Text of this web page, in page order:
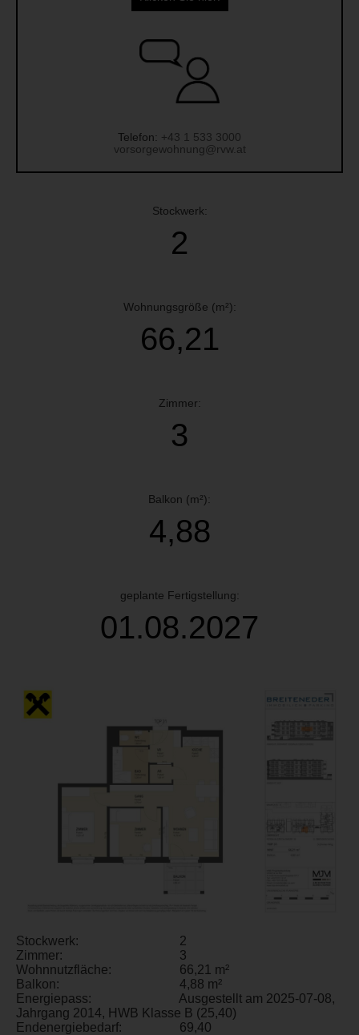
Telefon: +43 1 533 3000
vorsorgewohnung@rvw.at
Stockwerk:
2
Wohnungsgröße (m²):
66,21
Zimmer:
3
Balkon (m²):
4,88
geplante Fertigstellung:
01.08.2027
Stockwerk:
2
Zimmer:
3
Wohnnutzfläche:
66,21 m²
Balkon:
4,88 m²
Energiepass:
Ausgestellt am 2025-07-08,
Jahrgang 2014, HWB Klasse B (25,40)
Endenergiebedarf:
69,40